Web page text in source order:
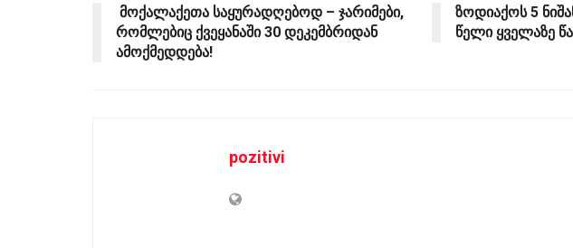
მოქალაქეთა საყურადღებოდ – ჯარიმები,
რომლებიც ქვეყანაში 30 დეკემბრიდან
ამოქმედდება!
ზოდიაქოს 5
წელი ყველაზე
pozitivi